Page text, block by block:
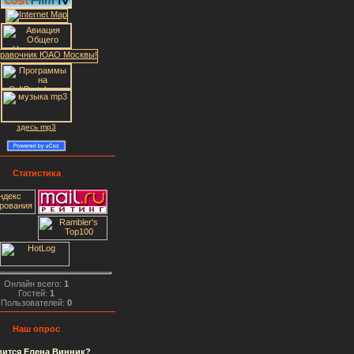
здесь mp3
Статистика
Онлайн всего: 1
Гостей: 1
Пользователей: 0
Наш опрос
Елена Винник?